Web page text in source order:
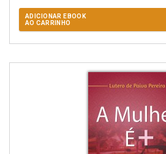
ADICIONAR EBOOK
AO CARRINHO